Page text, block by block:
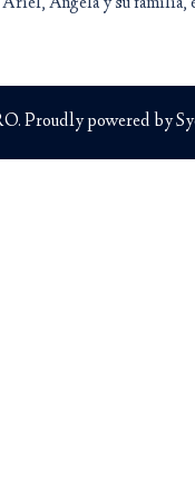
Proudly powered by